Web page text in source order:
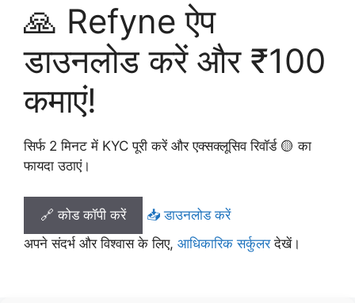
🙏 Refyne ऐप
डाउनलोड करें और ₹100
कमाएं!
सिर्फ 2 मिनट में KYC पूरी करें और एक्सक्लूसिव रिवॉर्ड 🟡 का
फायदा उठाएं।
🔗 कोड कॉपी करें
📥 डाउनलोड करें
अपने संदर्भ और विश्वास के लिए, आधिकारिक सर्कुलरदेखें।